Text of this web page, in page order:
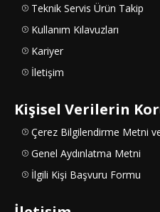
Teknik Servis Ürün Takip
Kullanım Kılavuzları
Kariyer
İletişim
Kişisel Verilerin
Çerez Bilgilendirme Metni
Genel Aydınlatma Metni
İlgili Kişi Başvuru Formu